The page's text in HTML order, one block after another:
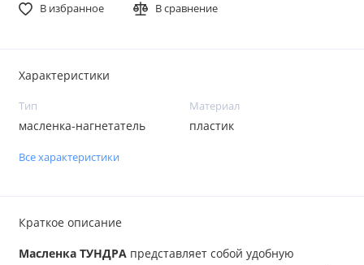
В избранное В сравнение
Характеристики
Тип
масленка-нагнетатель
Материал
пластик
Все характеристики
Краткое описание
Масленка ТУНДРА представляет собой удобную